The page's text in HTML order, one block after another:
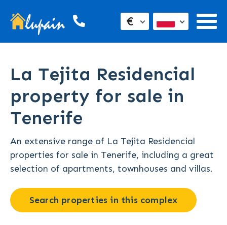
€
La Tejita Residencial
property for sale in
Tenerife
An extensive range of La Tejita Residencial
properties for sale in Tenerife, including a great
selection of apartments, townhouses and villas.
Search properties in this complex